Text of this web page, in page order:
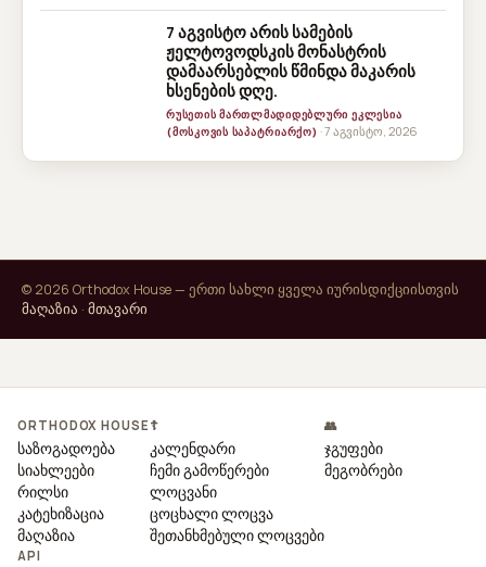
7 აგვისტო არის სამების
ჟელტოვოდსკის მონასტრის
დამაარსებლის წმინდა მაკარის
ხსენების დღე.
ᲠᲣᲡᲔᲗᲘᲡ ᲛᲐᲠᲗᲚᲛᲐᲓᲘᲓᲔᲑᲚᲣᲠᲘ ᲔᲙᲚᲔᲡᲘᲐ
(ᲛᲝᲡᲙᲝᲕᲘᲡ ᲡᲐᲞᲐᲢᲠᲘᲐᲠᲥᲝ) · 7 აგვისტო, 2026
© 2026 Orthodox House — ერთი სახლი ყველა იურისდიქციისთვის
მაღაზია · მთავარი
ORTHODOX HOUSE
საზოგადოება
სიახლეები
რილსი
კატეხიზაცია
მაღაზია
☦
კალენდარი
ჩემი გამოწერები
ლოცვანი
ცოცხალი ლოცვა
შეთანხმებული ლოცვები
👥
ჯგუფები
მეგობრები
API